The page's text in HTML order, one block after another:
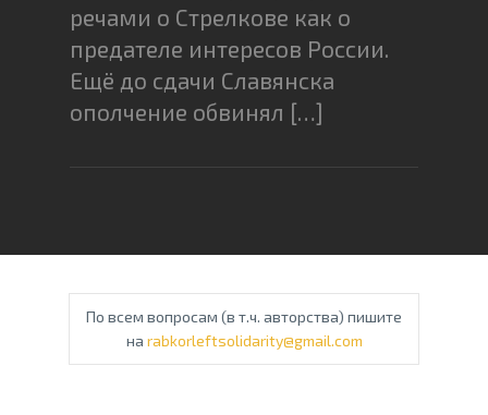
речами о Стрелкове как о
предателе интересов России.
Ещё до сдачи Славянска
ополчение обвинял […]
По всем вопросам (в т.ч. авторства) пишите
на rabkorleftsolidarity@gmail.com